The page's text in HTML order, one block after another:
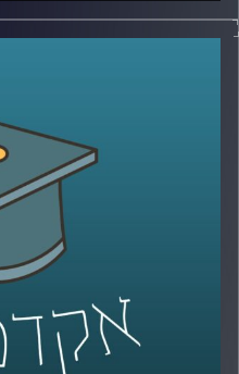
מי מאיתנו לא שמע על
מגודלה של ישראל אבל עם
דולר במונדיאל שנערך על
פריז סן ז’רמן, חתמה על חוזי
פרסומים, גם טיפחה קשרים
באפריקה, באירופה ובמזרח
אבל הכסף הוא לא המטרה.
עוצמה: תדמית, גישה
ובמרכז האסטרטגיה הזו
ערוץ חדשות שצמח מקטאר,